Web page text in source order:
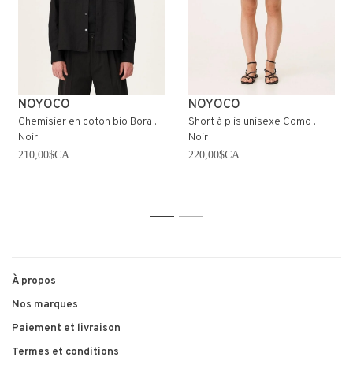
NOYOCO
Chemisier en coton bio Bora .
Noir
210,00$CA
NOYOCO
Short à plis unisexe Como .
Noir
220,00$CA
1 2
À propos
Nos marques
Paiement et livraison
Termes et conditions